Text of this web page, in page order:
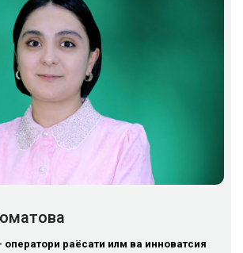
- оператори раёсати илм ва инноватсия